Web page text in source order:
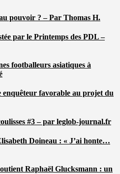
pouvoir ? – Par Thomas H.
par le Printemps des PDL –
footballeurs asiatiques à
enquêteur favorable au projet du
#3 – par leglob-journal.fr
Doineau : « J’ai honte…
Raphaël Glucksmann : un